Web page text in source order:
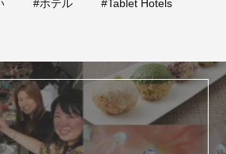
#ホテル #Tablet Hotels